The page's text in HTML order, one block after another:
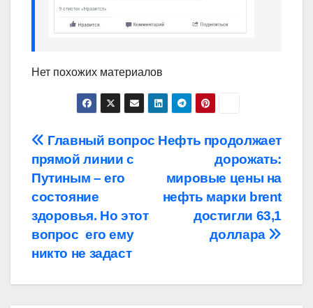
Нет похожих материалов
Навигация
по
записям
Нефть продолжает
дорожать:
мировые цены на
нефть марки brent
достигли 63,1
доллара
Главный вопрос
прямой линии с
Путиным – его
состояние
здоровья. Но этот
вопрос его ему
никто не задаст